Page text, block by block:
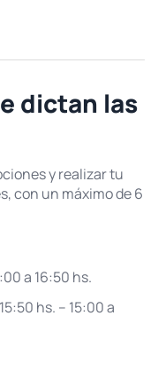
dictan las
y realizar tu
con un máximo de 6
a 16:50 hs.
hs. – 15:00 a